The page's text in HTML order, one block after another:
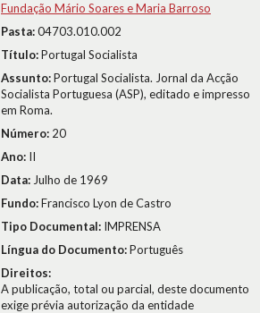
Fundação Mário Soares e Maria Barroso
Pasta:04703.010.002
Título:Portugal Socialista
Assunto:Portugal Socialista. Jornal da Acção
Socialista Portuguesa (ASP), editado e impresso
em Roma.
Número: 20
Ano: II
Data: Julho de 1969
Fundo:Francisco Lyon de Castro
Tipo Documental: IMPRENSA
Língua do Documento:Português
Direitos:
A publicação, total ou parcial, deste documento
exige prévia autorização da entidade